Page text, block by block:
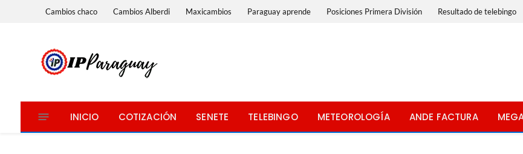
Cambios chaco Cambios Alberdi Maxicambios Paraguay aprende Posiciones Primera División Resultado de telebingo
INICIO COTIZACIÓN SENETE TELEBINGO METEOROLOGÍA ANDE FACTURA